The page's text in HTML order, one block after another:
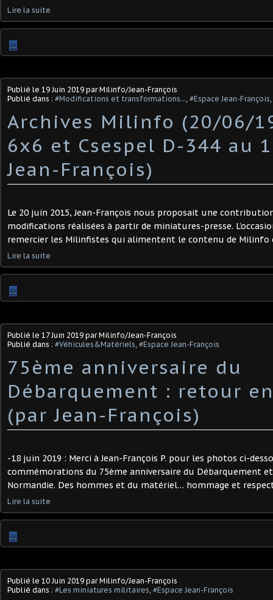
Lire la suite
…
Publié le 19 Juin 2019 par Milinfo/Jean-François
Publié dans : #Modifications et transformations..., #Espace Jean-François,
Archives Milinfo (20/06/
6x6 et Csespel D-344 au
Jean-François)
Le 20 juin 2015, Jean-François nous proposait une
modifications réalisées à partir de miniatures-presse.
remercier les Milinfistes qui alimentent le contenu de Milinfo
Lire la suite
…
Publié le 17 Juin 2019 par Milinfo/Jean-François
Publié dans : #Véhicules&Matériels, #Espace Jean-François
75ème anniversaire du
Débarquement : retour
(par Jean-François)
-18 juin 2019 : Merci à Jean-François P. pour les photos ci-
commémorations du 75ème anniversaire du Débarquement
Normandie. Des hommes et du matériel… hommage et
Lire la suite
…
Publié le 10 Juin 2019 par Milinfo/Jean-François
Publié dans : #Les miniatures militaires, #Espace Jean-François